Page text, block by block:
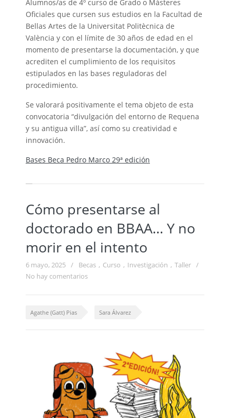
Alumnos/as de 4º curso de Grado o Másteres
Oficiales que cursen sus estudios en la Facultad de
Bellas Artes de la Universitat Politècnica de
València y con el límite de 30 años de edad en el
momento de presentarse la documentación, y que
acrediten el cumplimiento de los requisitos
estipulados en las bases reguladoras del
procedimiento.
Se valorará positivamente el tema objeto de esta
convocatoria “divulgación del entorno de Requena
y su antigua villa”, así como su creatividad e
innovación.
Bases Beca Pedro Marco 29ª edición
Cómo presentarse al
doctorado en BBAA… Y no
morir en el intento
6 mayo, 2025 / Becas , Curso , Investigación , Taller
/
No hay comentarios
Agathe (Gatt) Pias Sara Álvarez